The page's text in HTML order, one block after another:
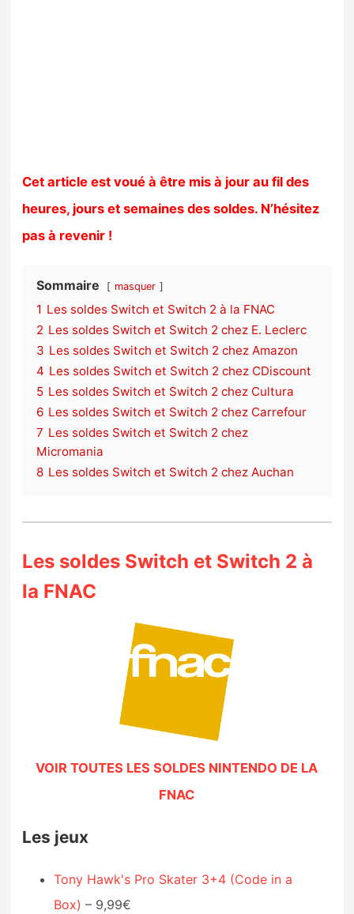
Cet article est voué à être mis à jour au fil des
heures, jours et semaines des soldes. N’hésitez
pas à revenir !
Sommaire masquer
1 Les soldes Switch et Switch 2 à la FNAC
2 Les soldes Switch et Switch 2 chez E. Leclerc
3 Les soldes Switch et Switch 2 chez Amazon
4 Les soldes Switch et Switch 2 chez CDiscount
5 Les soldes Switch et Switch 2 chez Cultura
6 Les soldes Switch et Switch 2 chez Carrefour
7 Les soldes Switch et Switch 2 chez
Micromania
8 Les soldes Switch et Switch 2 chez Auchan
Les soldes Switch et Switch 2 à
la FNAC
VOIR TOUTES LES SOLDES NINTENDO DE LA
FNAC
Les jeux
Tony Hawk's Pro Skater 3+4 (Code in a
Box) – 9,99€